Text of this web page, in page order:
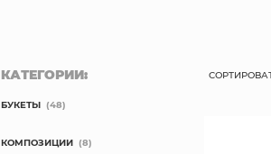
КАТЕГОРИИ:
БУКЕТЫ (48)
КОМПОЗИЦИИ (8)